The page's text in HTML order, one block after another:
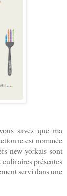
savez que ma
est nommée
new-yorkais sont
présentes
servi dans une